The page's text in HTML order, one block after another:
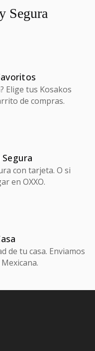
Segura
Elige tus Kosakos
de compras.
con tarjeta. O si
en OXXO.
de tu casa. Enviamos